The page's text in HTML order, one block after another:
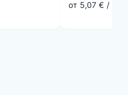
от 5,07 € /